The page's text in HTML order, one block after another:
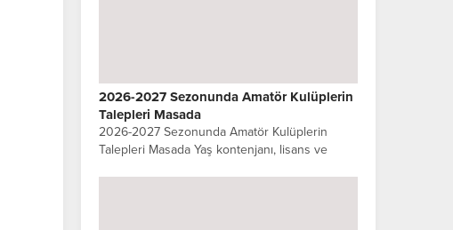
2026-2027 Sezonunda Amatör Kulüplerin
Talepleri Masada
2026-2027 Sezonunda Amatör Kulüplerin
Talepleri Masada Yaş kontenjanı, lisans ve